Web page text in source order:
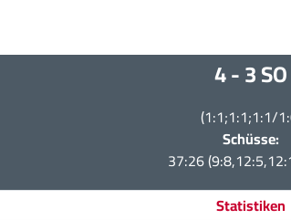
4 - 3 SO
(1:1;1:1;1:1/
Schüsse:
37:26
Statistiken